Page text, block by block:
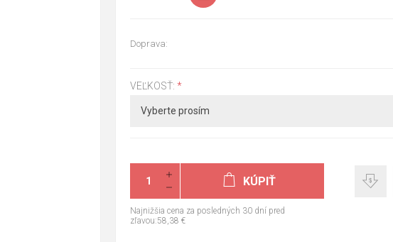
Doprava:
VEĽKOSŤ: *
KÚPIŤ
Najnižšia cena za posledných 30 dní pred
zľavou:58,38 €